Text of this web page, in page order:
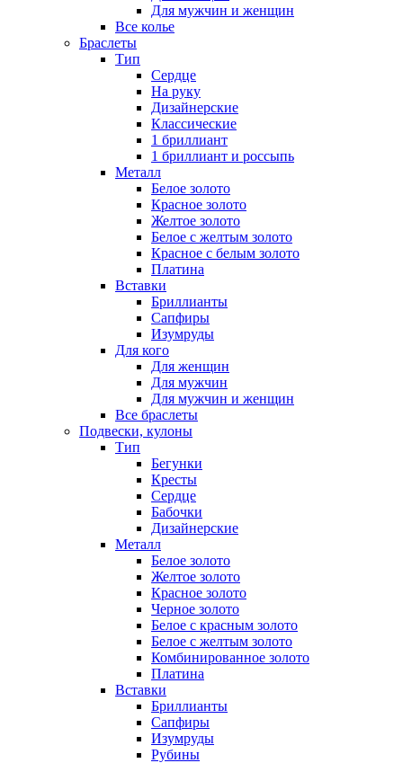
Для мужчин и женщин
Все колье
Браслеты
Тип
Сердце
На руку
Дизайнерские
Классические
1 бриллиант
1 бриллиант и россыпь
Металл
Белое золото
Красное золото
Желтое золото
Белое с желтым золото
Красное с белым золото
Платина
Вставки
Бриллианты
Сапфиры
Изумруды
Для кого
Для женщин
Для мужчин
Для мужчин и женщин
Все браслеты
Подвески, кулоны
Тип
Бегунки
Кресты
Сердце
Бабочки
Дизайнерские
Металл
Белое золото
Желтое золото
Красное золото
Черное золото
Белое с красным золото
Белое с желтым золото
Комбинированное золото
Платина
Вставки
Бриллианты
Сапфиры
Изумруды
Рубины